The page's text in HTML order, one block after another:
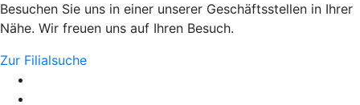
Besuchen Sie uns in einer unserer Geschäftsstellen in Ihrer
Nähe. Wir freuen uns auf Ihren Besuch.
Zur Filialsuche